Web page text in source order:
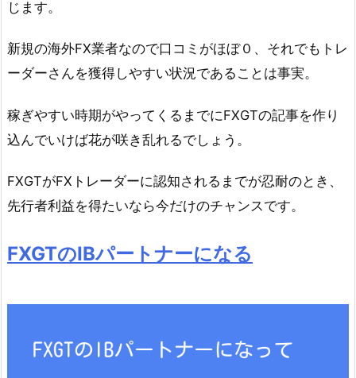
じます。
新規の海外FX業者なので口コミがほぼ０、それでもトレ
ーダーさんを獲得しやすい状況であることは事実。
稼ぎやすい時期がやってくるまでにFXGTの記事を作り
込んでいけば花が咲き乱れるでしょう。
FXGTがFXトレーダーに認知されるまでが忍耐のとき、
先行者利益を得たいなら今だけのチャンスです。
FXGTのIBパートナーになる